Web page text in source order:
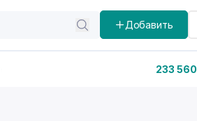
Добавить
233 560